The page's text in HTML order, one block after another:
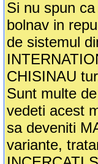
Si nu spun
bolnav in
de sistemul
CHISINAU
Sunt multe
vedeti acest
sa deveniti
variante,